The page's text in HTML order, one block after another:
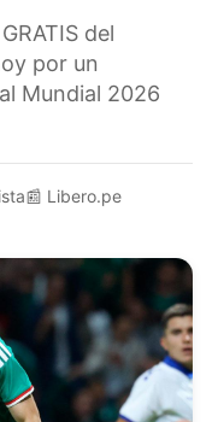
del
por un
Mundial 2026
📰 Libero.pe